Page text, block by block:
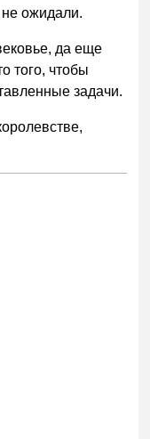
не ожидали.
да еще
того, чтобы
задачи.